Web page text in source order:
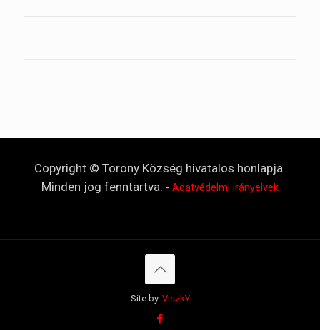
Copyright © Torony Község hivatalos honlapja.
Minden jog fenntartva. - Adatvédelmi irányelvek
Site by. ViszkY